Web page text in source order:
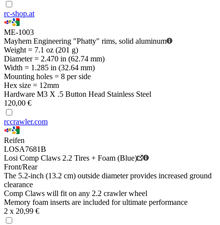
rc-shop.at
ME-1003
Mayhem Engineering "Phatty" rims, solid aluminum
Weight = 7.1 oz (201 g)
Diameter = 2.470 in (62.74 mm)
Width = 1.285 in (32.64 mm)
Mounting holes = 8 per side
Hex size = 12mm
Hardware M3 X .5 Button Head Stainless Steel
120,00 €
rccrawler.com
Reifen
LOSA7681B
Losi Comp Claws 2.2 Tires + Foam (Blue)
Front/Rear
The 5.2-inch (13.2 cm) outside diameter provides increased ground
clearance
Comp Claws will fit on any 2.2 crawler wheel
Memory foam inserts are included for ultimate performance
2 x 20,99 €